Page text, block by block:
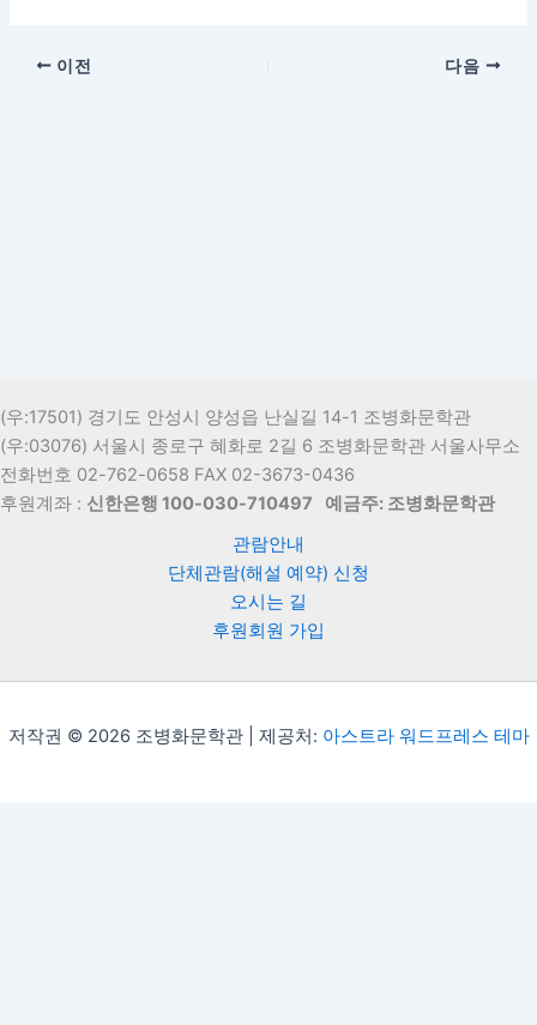
이전 다음
(우:17501) 경기도 안성시 양성읍 난실길 14-1 조병화문학관
(우:03076) 서울시 종로구 혜화로 2길 6 조병화문학관 서울사무소
전화번호 02-762-0658 FAX 02-3673-0436
후원계좌 : 신한은행 100-030-710497
예금주: 조병화문학관
관람안내
단체관람(해설 예약) 신청
오시는 길
후원회원 가입
저작권 © 2026 조병화문학관 | 제공처: 아스트라 워드프레스 테마